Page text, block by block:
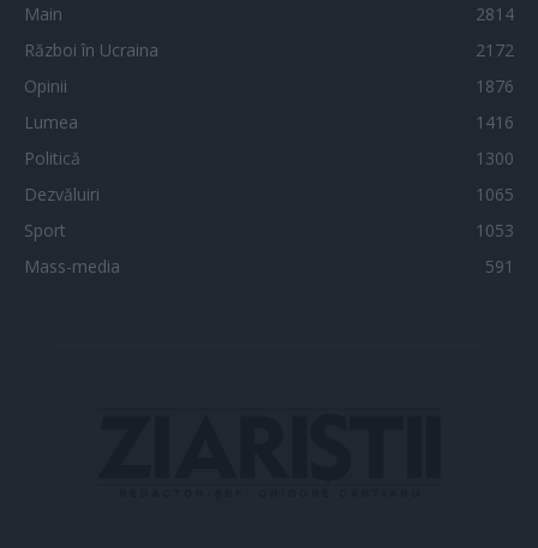
Main
2814
Război în Ucraina
2172
Opinii
1876
Lumea
1416
Politică
1300
Dezvăluiri
1065
Sport
1053
Mass-media
591